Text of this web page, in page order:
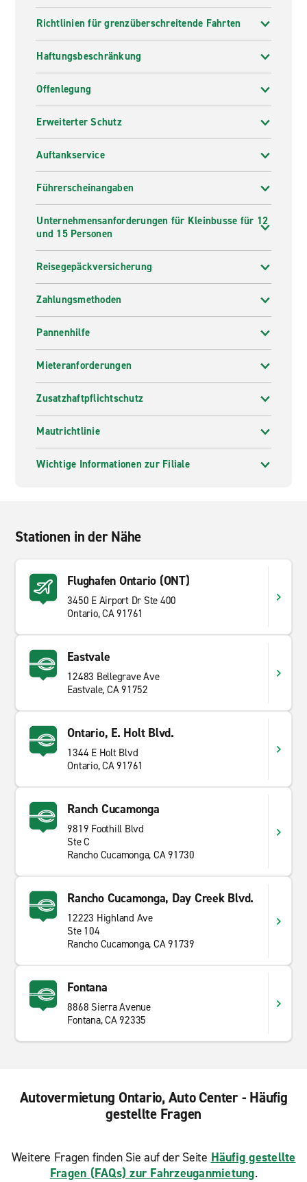
Richtlinien für grenzüberschreitende Fahrten
Haftungsbeschränkung
Offenlegung
Erweiterter Schutz
Auftankservice
Führerscheinangaben
Unternehmensanforderungen für Kleinbusse für 12
und 15 Personen
Reisegepäckversicherung
Zahlungsmethoden
Pannenhilfe
Mieteranforderungen
Zusatzhaftpflichtschutz
Mautrichtlinie
Wichtige Informationen zur Filiale
Stationen in der Nähe
Flughafen Ontario (ONT)
3450 E Airport Dr Ste 400
Ontario, CA 91761
Eastvale
12483 Bellegrave Ave
Eastvale, CA 91752
Ontario, E. Holt Blvd.
1344 E Holt Blvd
Ontario, CA 91761
Ranch Cucamonga
9819 Foothill Blvd
Ste C
Rancho Cucamonga, CA 91730
Rancho Cucamonga, Day Creek Blvd.
12223 Highland Ave
Ste 104
Rancho Cucamonga, CA 91739
Fontana
8868 Sierra Avenue
Fontana, CA 92335
Autovermietung Ontario, Auto Center - Häufig
gestellte Fragen
Weitere Fragen finden Sie auf der Seite Häufig gestellte
Fragen (FAQs) zur Fahrzeuganmietung.